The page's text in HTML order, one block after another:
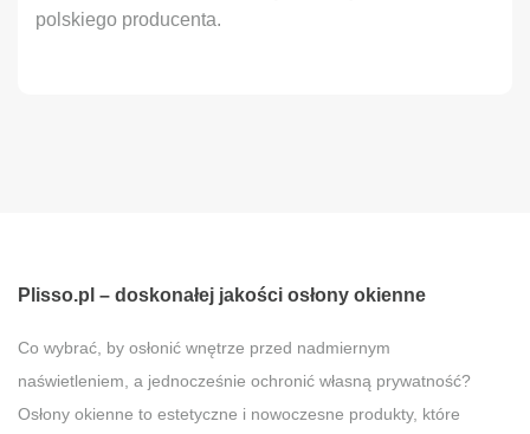
polskiego producenta.
Plisso.pl – doskonałej jakości osłony okienne
Co wybrać, by osłonić wnętrze przed nadmiernym
naświetleniem, a jednocześnie ochronić własną prywatność?
Osłony okienne to estetyczne i nowoczesne produkty, które